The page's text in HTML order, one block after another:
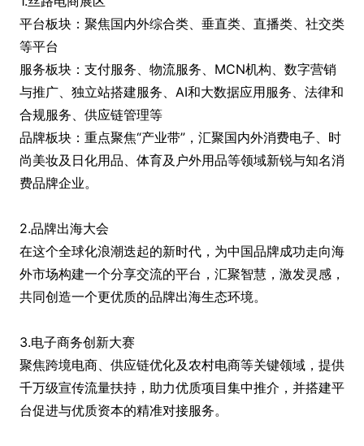
平台板块：聚焦国内外综合类、垂直类、直播类、社交类
等平台
服务板块：支付服务、物流服务、MCN机构、数字营销
与推广、独立站搭建服务、AI和大数据应用服务、法律和
合规服务、供应链管理等
品牌板块：重点聚焦“产业带”，汇聚国内外消费电子、时
尚美妆及日化用品、体育及户外用品等领域新锐与知名消
费品牌企业。
2.品牌出海大会
在这个全球化浪潮迭起的新时代，为中国品牌成功走向海
外市场构建一个分享交流的平台，汇聚智慧，激发灵感，
共同创造一个更优质的品牌出海生态环境。
3.电子商务创新大赛
聚焦跨境电商、供应链优化及农村电商等关键领域，提供
千万级宣传流量扶持，助力优质项目集中推介，并搭建平
台促进与优质资本的精准对接服务。